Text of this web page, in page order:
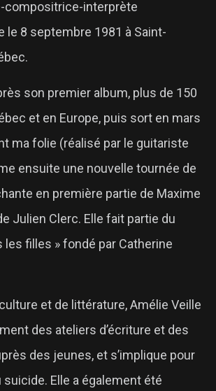
compositrice-interprète
le 8 septembre 1981 à Saint-
son premier album, plus de 150
et en Europe, puis sort en mars
ma folie (réalisé par le guitariste
ensuite une nouvelle tournée de
en première partie de Maxime
Julien Clerc. Elle fait partie du
les filles » fondé par Catherine
et de littérature, Amélie Veille
des ateliers d’écriture et des
des jeunes, et s’implique pour
suicide. Elle a également été